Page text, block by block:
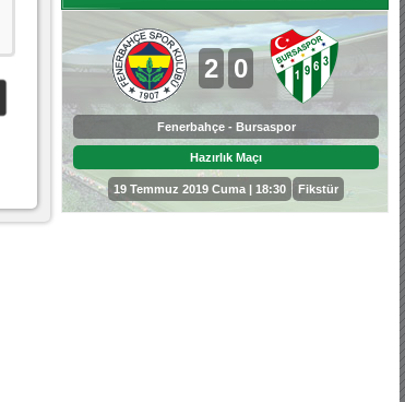
Hoş geldin Güneş bebek!
Teksas tribününden Sadettin Çetinoğlu'nu
2 0
Fenerbahçe - Bursaspor
Hazırlık Maçı
19 Temmuz 2019 Cuma | 18:30 Fikstür